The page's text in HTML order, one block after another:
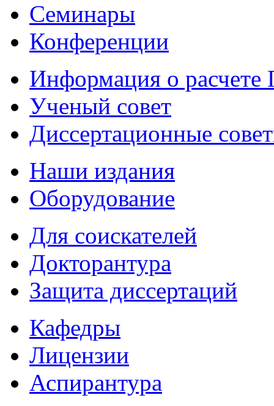
Семинары
Конференции
Информация о
Ученый совет
Диссертационные
Наши издания
Оборудование
Для соискателей
Докторантура
Защита диссертаций
Кафедры
Лицензии
Аспирантура